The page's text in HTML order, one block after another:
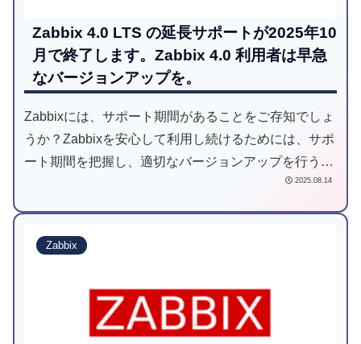
Zabbix 4.0 LTS の延長サポートが2025年10
月で終了します。Zabbix 4.0 利用者は早急
なバージョンアップを。
Zabbixには、サポート期間があることをご存知でしょ
うか？Zabbixを安心して利用し続けるためには、サポ
ート期間を把握し、適切なバージョンアップを行うこ
とが必要不可欠です。そして、Zabbix4.0の延長サポ
ト対象のバージョンへアップデートすることが重要と
2025.08.14
Zabbix